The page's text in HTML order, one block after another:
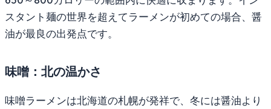
スタント麺の世界を超えてラーメンが初めての場合、醤
油が最良の出発点です。
味噌：北の温かさ
味噌ラーメンは北海道の札幌が発祥で、冬には醤油より